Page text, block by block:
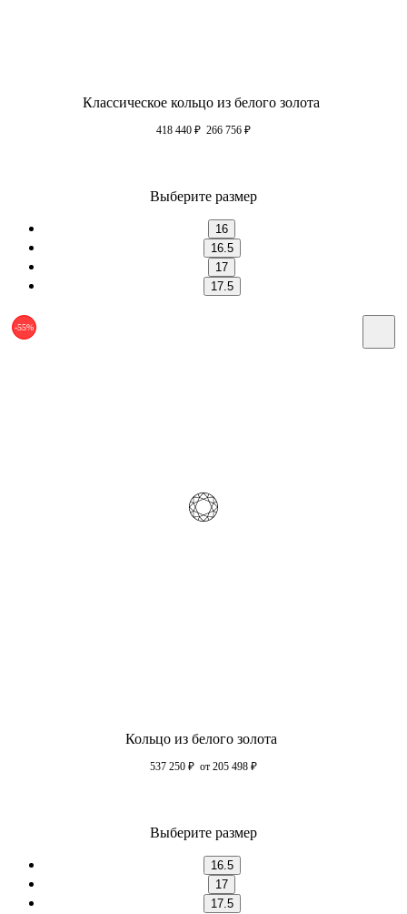
Классическое кольцо из белого золота
418 440 ₽ 266 756 ₽
Выберите размер
16
16.5
17
17.5
-55%
Кольцо из белого золота
537 250 ₽ от 205 498 ₽
Выберите размер
16.5
17
17.5